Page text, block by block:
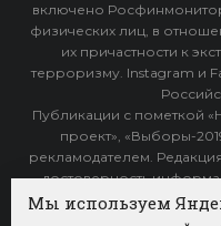
включено
физических лиц, в
их причастности к
терроризму. Instagram и
Публикации с пометкой
проект», «Выборы-
рекламодателем.
достоверность
Мы используем